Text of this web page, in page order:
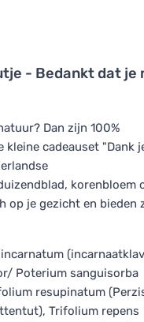
- Bedankt dat je
Dan zijn 100%
cadeauset "Dank
korenbloem
op je gezicht en bieden
Poterium sanguisorba
resupinatum
Trifolium repens